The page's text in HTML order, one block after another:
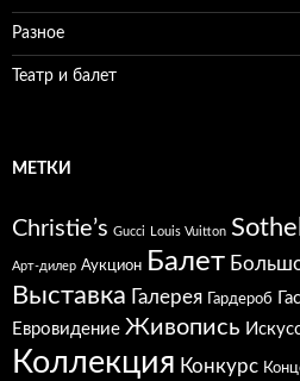
Разное
Театр и балет
МЕТКИ
Christie’s Gucci Louis Vuitton
Арт-дилер Аукцион Балет
Выставка Галерея Гардероб
Евровидение Живопись
Коллекция Конкурс